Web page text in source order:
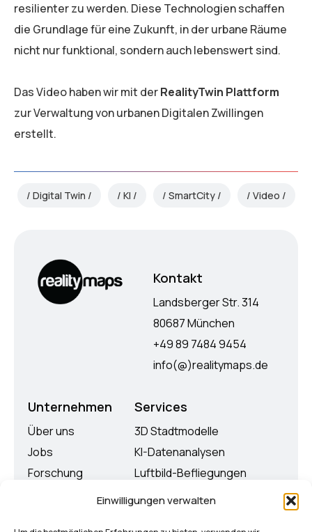
Einwilligungen verwalten
resilienter zu werden. Diese Technologien schaffen
die Grundlage für eine Zukunft, in der urbane Räume
nicht nur funktional, sondern auch lebenswert sind.
Das Video haben wir mit derRealityTwin Plattform
zur Verwaltung von urbanen Digitalen Zwillingen
erstellt.
Digital Twin KI SmartCity Video
Kontakt
Landsberger Str. 314
80687 München
+49 89 7484 9454
info(@)realitymaps.de
Unternehmen
Über uns
Jobs
Forschung
Auszeichnungen
Services
3D Stadtmodelle
KI-Datenanalysen
Luftbild-Befliegungen